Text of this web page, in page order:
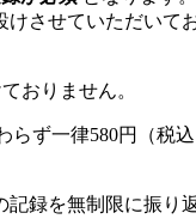
させていただいて
おりません。
らず一律580円（税
録を無制限に振り